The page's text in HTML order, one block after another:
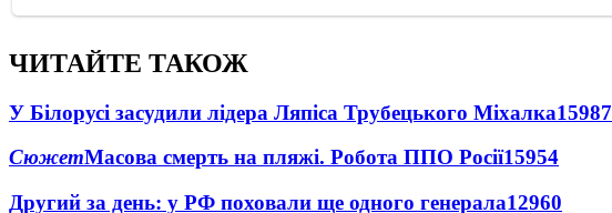
ЧИТАЙТЕ ТАКОЖ
У Білорусі засудили лідера Ляпіса Трубецького Міхалка15987
СюжетМасова смерть на пляжі. Робота ППО Росії15954
Другий за день: у РФ поховали ще одного генерала12960